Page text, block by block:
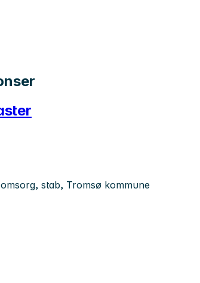
stab, Tromsø kommune